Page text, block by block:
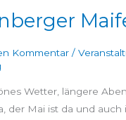
Kommentar /
Wetter, längere
der Mai ist da und